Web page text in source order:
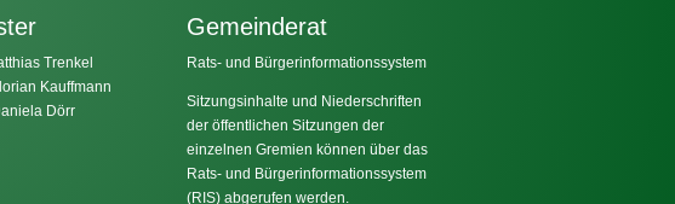
Trenkel
Kauffmann
Dörr
Gemeinderat
Rats- und Bürgerinformationssystem
Sitzungsinhalte und Niederschriften
der öffentlichen Sitzungen der
einzelnen Gremien können über das
Rats- und Bürgerinformationssystem
(RIS) abgerufen werden.